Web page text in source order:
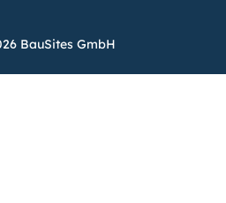
BauSites GmbH